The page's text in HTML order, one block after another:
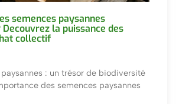
semences paysannes
Decouvrez la puissance des
collectif
paysannes : un trésor de biodiversité
des semences paysannes